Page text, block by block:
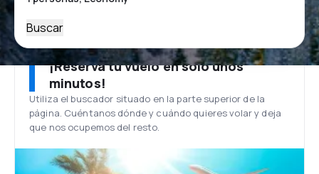
Buscar
¡Reserva tu vuelo en solo unos
minutos!
Utiliza el buscador situado en la parte superior de la
página. Cuéntanos dónde y cuándo quieres volar y deja
que nos ocupemos del resto.